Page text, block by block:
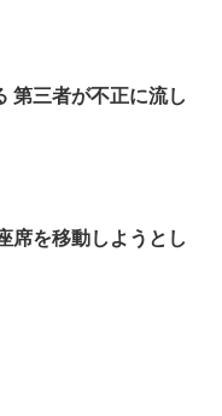
第三者が不正に流し
席を移動しようとし